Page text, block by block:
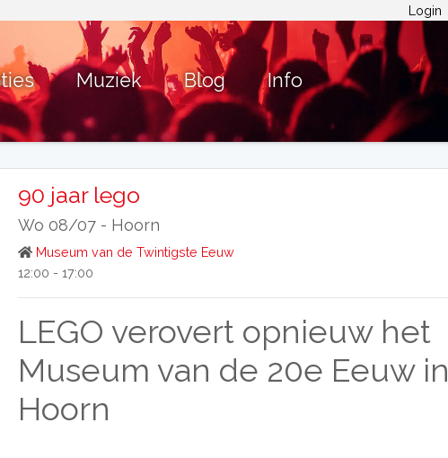
Login
Muziek Blog Info
90 jaar lego
Wo 08/07 - Hoorn
Museum van de Twintigste Eeuw
12:00 - 17:00
LEGO verovert opnieuw het
Museum van de 20e Eeuw in
Hoorn